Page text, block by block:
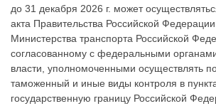
до 31 декабря 2026 г. может
акта Правительства Российской
Министерства транспорта Российской
согласованному с федеральными
власти, уполномоченными осуществлять
таможенный и иные виды контроля в
государственную границу Российской